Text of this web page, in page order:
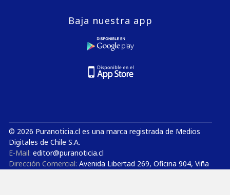
Baja nuestra app
© 2026 Puranoticia.cl es una marca registrada de Medios
Digitales de Chile S.A.
E-Mail: editor@puranoticia.cl
Dirección Comercial: Avenida Libertad 269, Oficina 904, Viña